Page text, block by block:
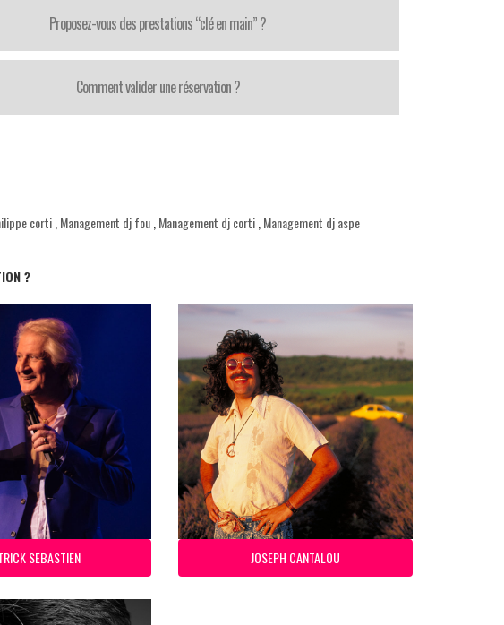
Proposez-vous des prestations “clé en main” ?
Comment valider une réservation ?
corti,Management dj fou,Management dj corti,Management dj aspe
?
SEBASTIEN JOSEPH CANTALOU